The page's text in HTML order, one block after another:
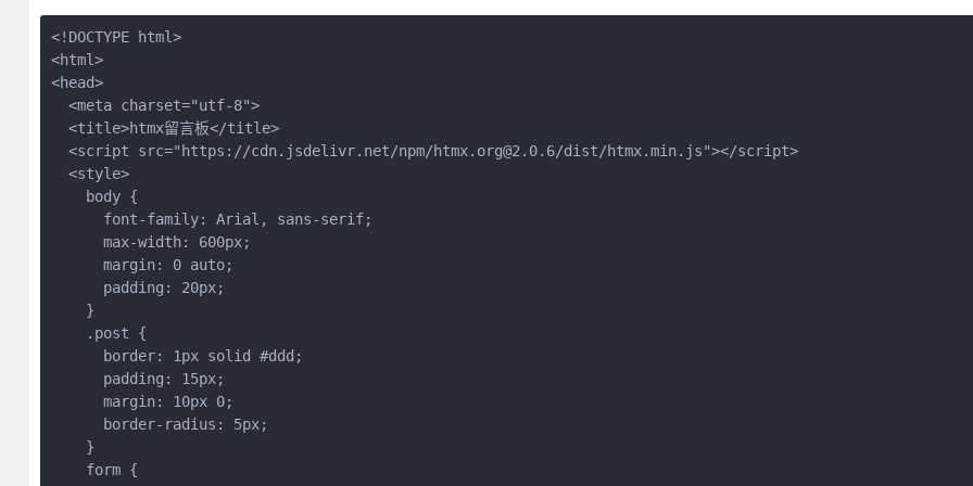
<!DOCTYPE html>
<html>
<head>
  <meta charset="utf-8">
  <title>htmx留言板</title>
  <script src="https://cdn.jsdelivr.net/npm/htmx.org@2.0.6/dist/htmx.min.js"></script>
  <style>
    body {
      font-family: Arial, sans-serif;
      max-width: 600px;
      margin: 0 auto;
      padding: 20px;
    }
    .post {
      border: 1px solid #ddd;
      padding: 15px;
      margin: 10px 0;
      border-radius: 5px;
    }
    form {